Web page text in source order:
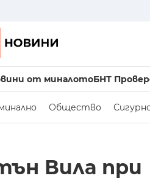
от миналотоБНТ
Общество
Вила при